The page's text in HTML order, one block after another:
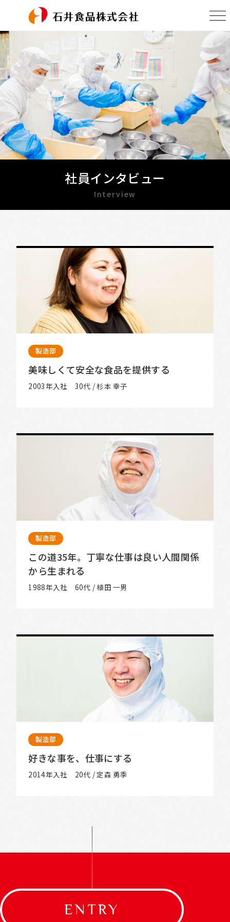
社員インタビュー
Interview
製造部
美味しくて安全な食品を提供する
2003年入社 30代 / 杉本 幸子
製造部
この道35年。丁寧な仕事は良い人間関係
から生まれる
1988年入社 60代 / 植田 一男
製造部
好きな事を、仕事にする
2014年入社 20代 / 定森 勇季
ENTRY